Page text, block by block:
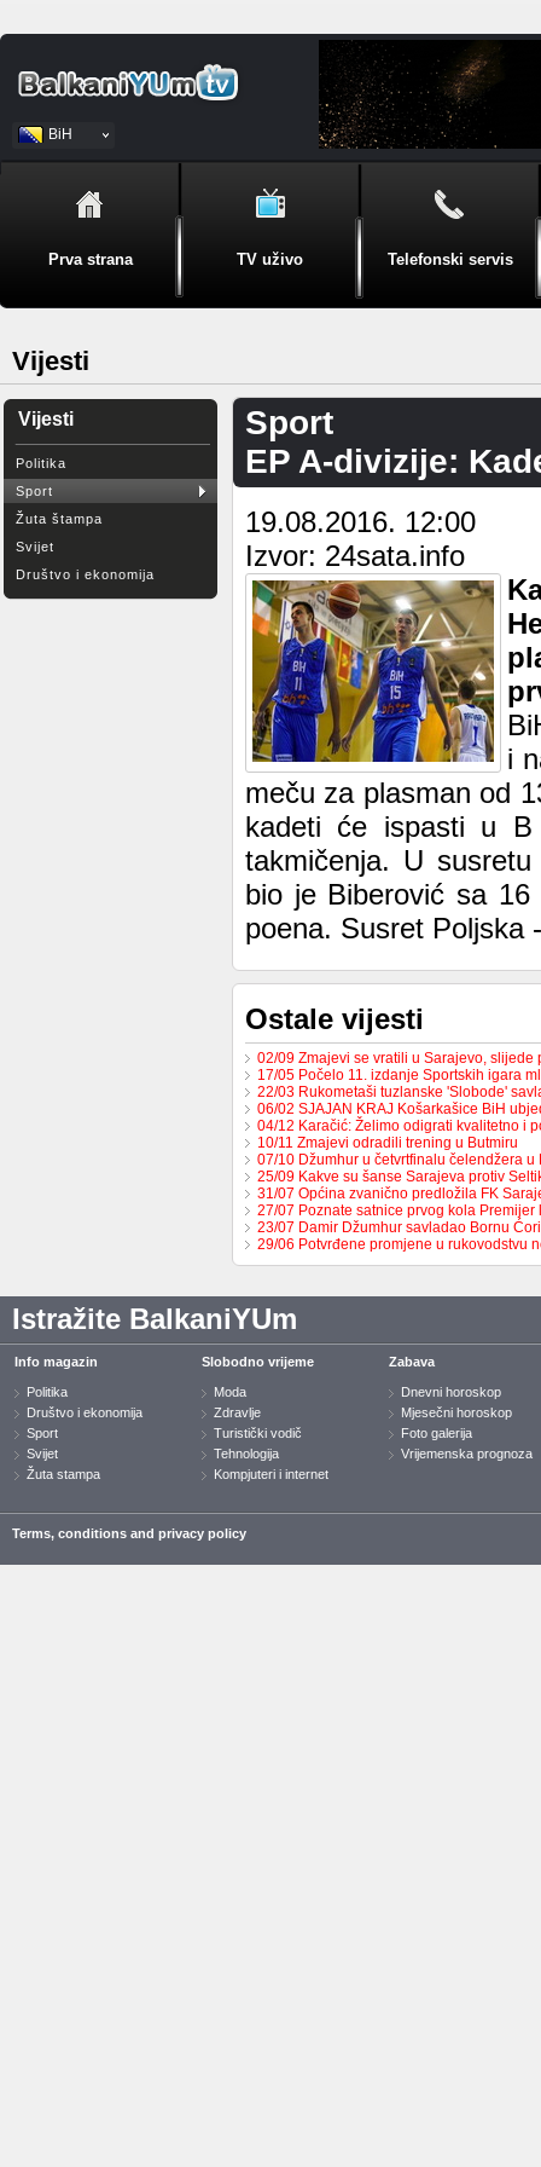
BiH
Srpski
Prva strana TV uživo Telefonski servis
Vijesti
Vijesti
Politika
Sport
Žuta štampa
Svijet
Društvo i ekonomija
Sport
EP A-divizije:
19.08.2016. 12:00
Izvor: 24sata.info
i
meču za plasman od
kadeti će ispasti u B
takmičenja. U
bio je Biberović sa
poena. Susret Poljska
Ostale vijesti
02/09 Zmajevi se vratili u Sarajevo,
17/05 Počelo 11. izdanje Sportskih igara
22/03 Rukometaši tuzlanske 'Slobode'
06/02 SJAJAN KRAJ Košarkašice BiH
04/12 Karačić: Želimo odigrati kvalitetno i
10/11 Zmajevi odradili trening u Butmiru
07/10 Džumhur u četvrtfinalu čelendžera u
25/09 Kakve su šanse Sarajeva protiv
31/07 Općina zvanično predložila FK
27/07 Poznate satnice prvog kola
23/07 Damir Džumhur savladao Bornu
29/06 Potvrđene promjene u rukovodstvu
Istražite BalkaniYUm
Info magazin
Politika
Društvo i ekonomija
Sport
Svijet
Žuta stampa
Slobodno vrijeme
Moda
Zdravlje
Turistički vodič
Tehnologija
Kompjuteri i internet
Zabava
Dnevni horoskop
Mjesečni horoskop
Foto galerija
Vrijemenska prognoza
Terms, conditions and privacy policy